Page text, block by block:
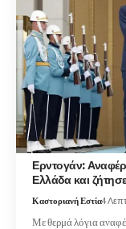
Ερντογάν:
Ελλάδα και
Καστοριανή Εστία4
Με θερμά λόγια